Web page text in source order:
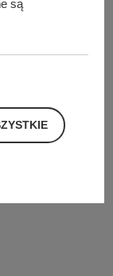
są